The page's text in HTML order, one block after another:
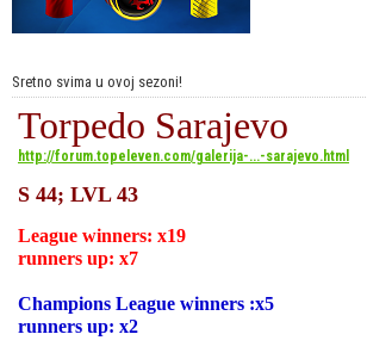
Sretno svima u ovoj sezoni!
Torpedo Sarajevo
http://forum.topeleven.com/galerija-...-sarajevo.html
S 44; LVL 43
League winners: x19
runners up: x7
Champions League winners :x5
runners up: x2